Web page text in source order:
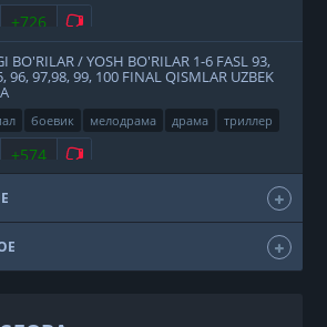
+726 Не нравится
BO'RILAR / YOSH BO'RILAR 1-6 FASL 93,
96, 97,98, 99, 100 FINAL QISMLAR UZBEK
боевик мелодрама драма
триллер
США 2011
+574 Не нравится